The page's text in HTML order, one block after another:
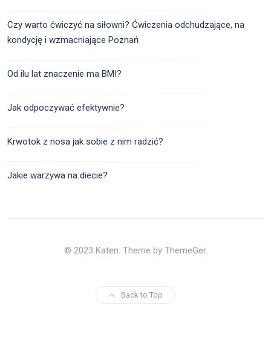
Czy warto ćwiczyć na siłowni? Ćwiczenia odchudzające, na
kondycję i wzmacniające Poznań
Od ilu lat znaczenie ma BMI?
Jak odpoczywać efektywnie?
Krwotok z nosa jak sobie z nim radzić?
Jakie warzywa na diecie?
© 2023 Katen. Theme by ThemeGer.
Back to Top